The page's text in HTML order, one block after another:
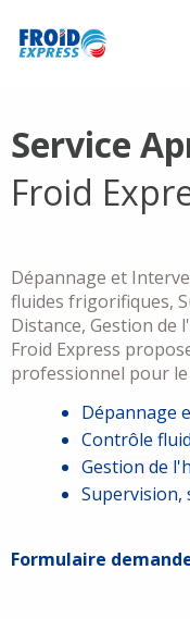
Service
Froid
Dépannage et
fluides frigorifiques,
Distance, Gestion
Froid Express
professionnel pour le
Dépannage
Contrôle
Gestion de
Supervision,
Formulaire